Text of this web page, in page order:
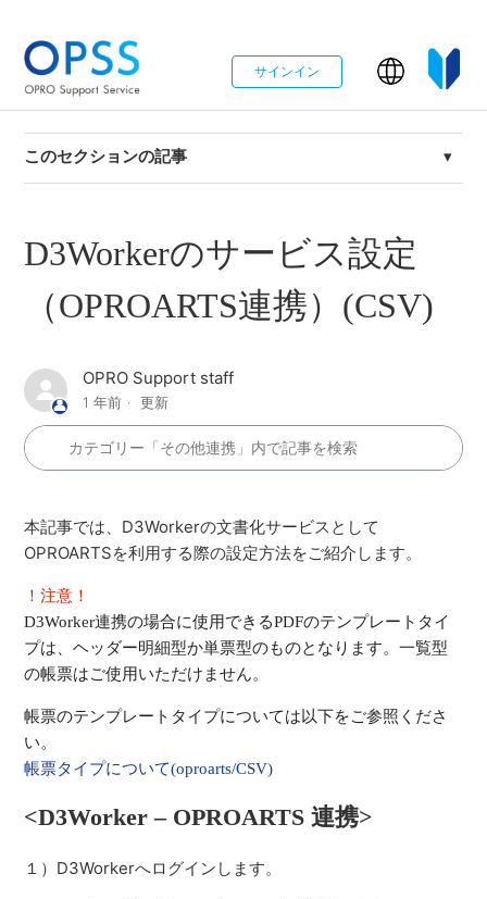
サインイン
このセクションの記事
D3Workerのサービス設定（Box [配送] v2）
連携方法（CSV）
D3Workerのサービス設定（OPROARTS連携）(CSV)
D3Workerのサービス設定（FTP［配送］）(CSV)
D3Workerのサービス設定(faximo)(CSV)
D3Workerのサービス設定（Tegaki - ワーク実行）(CSV)
D3Workerのサービス設定（BizFAX）(CSV)
D3Workerのサービス設定
（OPROARTS連携）(CSV)
OPRO Support staff
1 年前 更新
本記事では、D3Workerの文書化サービスとして
OPROARTSを利用する際の設定方法をご紹介します。
！注意！
D3Worker連携の場合に使用できるPDFのテンプレートタイ
プは、ヘッダー明細型か単票型のものとなります。一覧型
の帳票はご使用いただけません。
帳票のテンプレートタイプについては以下をご参照くださ
い。
帳票タイプについて(oproarts/CSV)
<D3Worker – OPROARTS 連携>
１）D3Workerへログインします。